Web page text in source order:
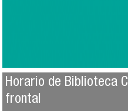
Horario de Biblioteca
frontal